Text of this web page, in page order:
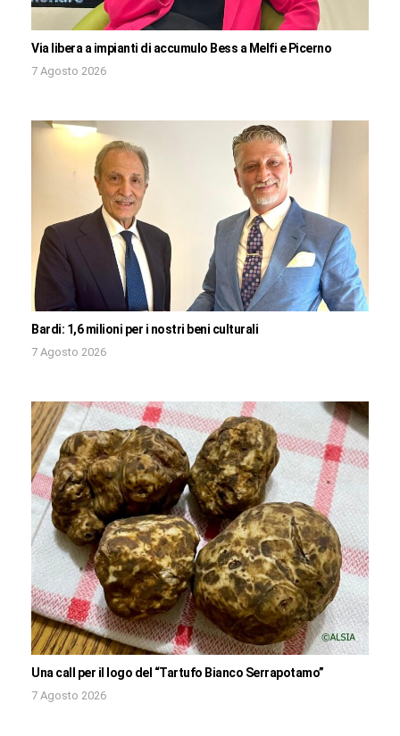
Via libera a impianti di accumulo Bess a Melfi e Picerno
7 Agosto 2026
Bardi: 1,6 milioni per i nostri beni culturali
7 Agosto 2026
Una call per il logo del “Tartufo Bianco Serrapotamo”
7 Agosto 2026